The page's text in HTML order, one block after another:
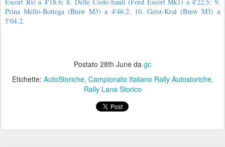
Prina Mello-Bottega (Bmw M3) a 4'46.2; 10. Geist-Kral (Bmw M3) a
5'04.2.
Postato 28th June da gc
Etichette: AutoStoriche Campionato Italiano Rally Autostoriche
Rally Lana Storico